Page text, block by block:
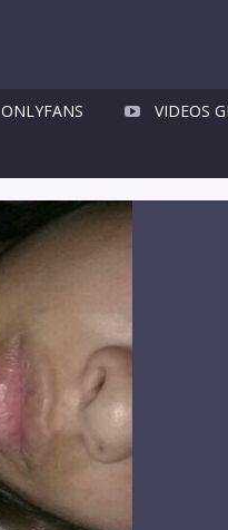
ONLYFANS VIDEOS